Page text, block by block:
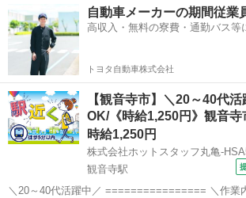
自動車メーカーの期間従業
高収入・無料の寮費・通勤バス等
トヨタ自動車株式会社
【観音寺市】＼20～40代
OK/《時給1,250円》観音
時給1,250円
株式会社ホットスタッフ丸亀-
観音寺駅
＼20～40代活躍中／ ================ ＼作業内容のご紹介♪/